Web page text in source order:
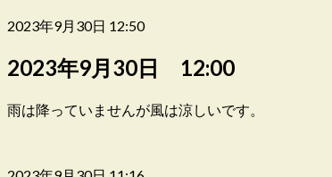
2023年9月30日 12:50
2023年9月30日 12:00
雨は降っていませんが風は涼しいです。